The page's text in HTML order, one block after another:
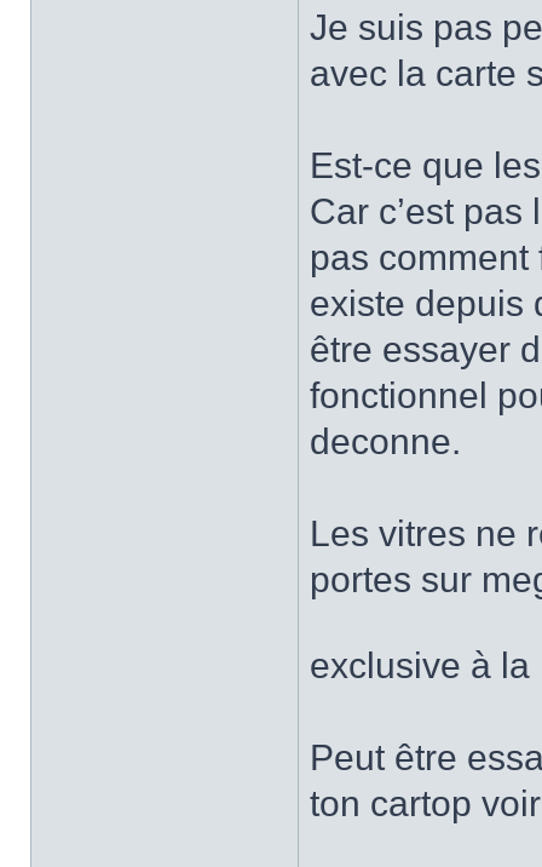
Je suis pas
avec la carte
Est-ce que
Car c’est
pas
existe depuis
être essayer
fonctionnel
deconne.
Les vitres ne
portes sur
exclusive à
Peut être
ton cartop